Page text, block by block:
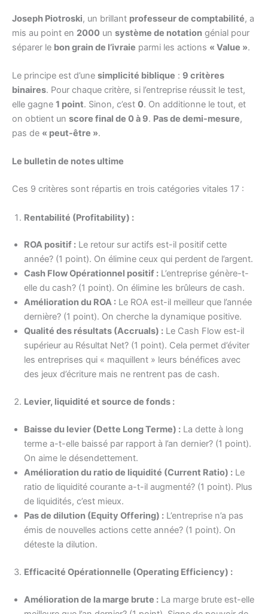
Joseph Piotroski, un brillant professeur de comptabilité, a
mis au point en 2000 un système de notation génial pour
séparer le bon grain de l’ivraie parmi les actions « Value ».
Le principe est d’une simplicité biblique : 9 critères
binaires. Pour chaque critère, si l’entreprise réussit le test,
elle gagne 1 point. Sinon, c’est 0. On additionne le tout, et
on obtient un score final de 0 à 9. Pas de demi-mesure,
pas de « peut-être ».
Le bulletin de notes ultime
Ces 9 critères sont répartis en trois catégories vitales 17 :
Rentabilité (Profitability) :
ROA positif : Le retour sur actifs est-il positif cette
année? (1 point). On élimine ceux qui perdent de l’argent.
Cash Flow Opérationnel positif : L’entreprise génère-t-
elle du cash? (1 point). On élimine les brûleurs de cash.
Amélioration du ROA : Le ROA est-il meilleur que l’année
dernière? (1 point). On cherche la dynamique positive.
Qualité des résultats (Accruals) : Le Cash Flow est-il
supérieur au Résultat Net? (1 point). Cela permet d’éviter
les entreprises qui « maquillent » leurs bénéfices avec
des jeux d’écriture mais ne rentrent pas de cash.
Levier, liquidité et source de fonds :
Baisse du levier (Dette Long Terme) : La dette à long
terme a-t-elle baissé par rapport à l’an dernier? (1 point).
On aime le désendettement.
Amélioration du ratio de liquidité (Current Ratio) : Le
ratio de liquidité courante a-t-il augmenté? (1 point). Plus
de liquidités, c’est mieux.
Pas de dilution (Equity Offering) : L’entreprise n’a pas
émis de nouvelles actions cette année? (1 point). On
déteste la dilution.
Efficacité Opérationnelle (Operating Efficiency) :
Amélioration de la marge brute : La marge brute est-elle